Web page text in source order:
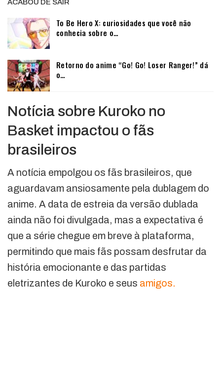
ACABOU DE SAIR
To Be Hero X: curiosidades que você não
conhecia sobre o…
Retorno do anime “Go! Go! Loser Ranger!” dá
o…
Notícia sobre Kuroko no
Basket impactou o fãs
brasileiros
A notícia empolgou os fãs brasileiros, que
aguardavam ansiosamente pela dublagem do
anime. A data de estreia da versão dublada
ainda não foi divulgada, mas a expectativa é
que a série chegue em breve à plataforma,
permitindo que mais fãs possam desfrutar da
história emocionante e das partidas
eletrizantes de Kuroko e seus amigos.